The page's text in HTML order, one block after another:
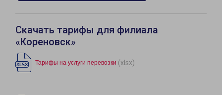
Скачать тарифы для филиала
«Кореновск»
Тарифы на услуги перевозки (xlsx)